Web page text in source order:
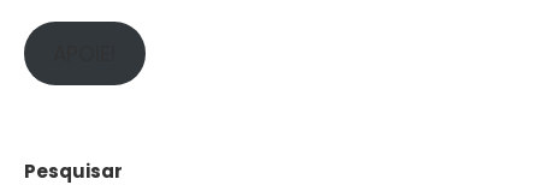
Pesquisar